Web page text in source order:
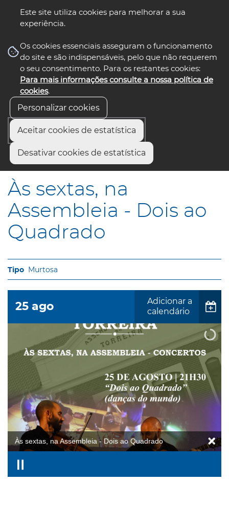
Este site utiliza cookies para melhorar a sua
experiência.
Os cookies essenciais asseguram o funcionamento
do site e são indispensáveis, pelo que não requerem
o seu consentimento. Para os restantes cookies:
Para mais informações consulte a nossa política de
cookies.
Personalizar cookies
Aceitar cookies de estatística
Desativar cookies de estatística
nos select language
Início
Às sextas, na Assembleia - Dois ao Quadrado
Às sextas, na
Assembleia - Dois ao
Quadrado
Murtosa
25 ago
Adicionar a
calendário
Às sextas, na Assembleia - Dois ao Quadrado